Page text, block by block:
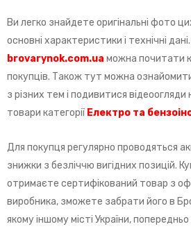
Ви легко знайдете оригінальні фото
основні характеристики і технічні
brovarynok.com.ua можна почитати
покупців. Також тут можна
з різних тем і подивитися
товари категорії Електро та
Для покупця регулярно проводяться
знижки з безліччю вигідних позицій.
отримаєте сертифікований товар з
виробника, зможете забрати його в
якому іншому місті України,